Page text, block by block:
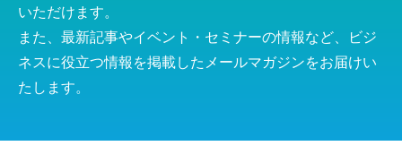
いただけます。
また、最新記事やイベント・セミナーの情報など、ビジ
ネスに役立つ情報を掲載したメールマガジンをお届けい
たします。